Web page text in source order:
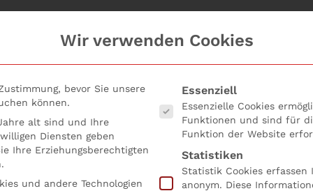
Wir verwenden Cookies
bevor Sie unsere
können.
alt sind und Ihre
Diensten geben
Ihre Erziehungsberechtigten
und andere Technologien
Es folgt eine Liste der
Essenziell
Essenzielle Cookies
Funktionen und sind für
Funktion der Website
Statistiken
Statistik Cookies erfassen
anonym. Diese